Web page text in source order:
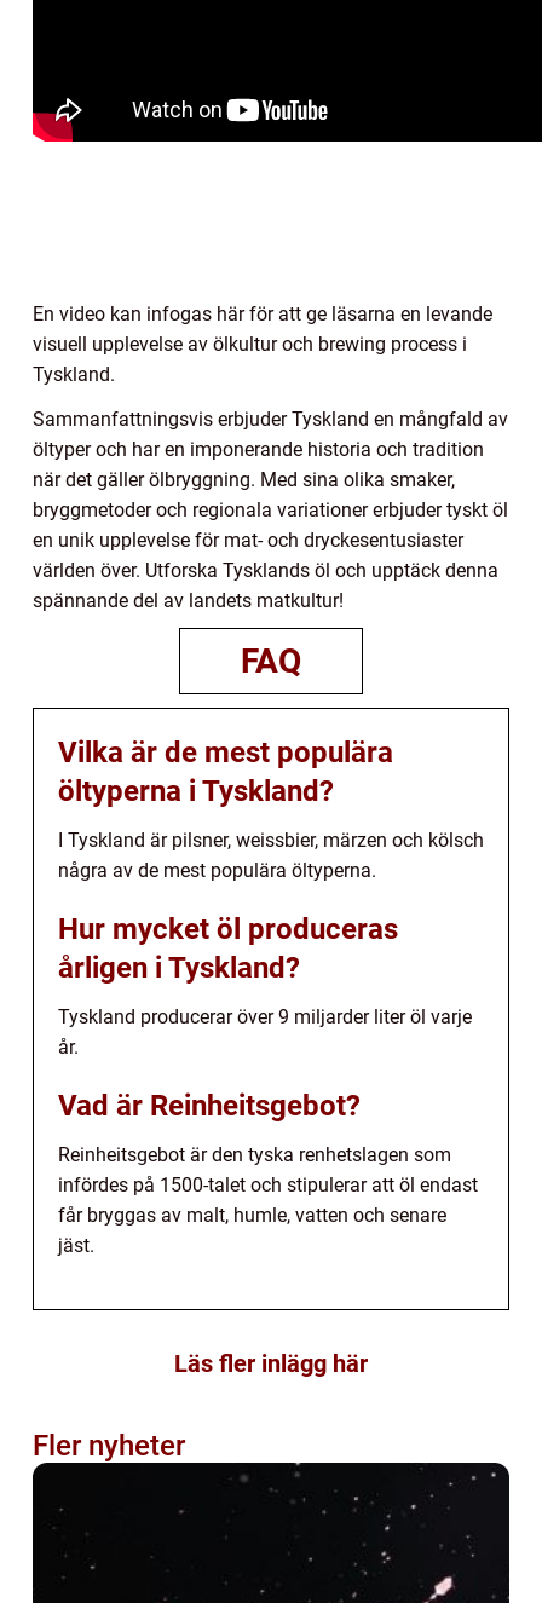
En video kan infogas här för att ge läsarna en levande
visuell upplevelse av ölkultur och brewing process i
Tyskland.
Sammanfattningsvis erbjuder Tyskland en mångfald av
öltyper och har en imponerande historia och tradition
när det gäller ölbryggning. Med sina olika smaker,
bryggmetoder och regionala variationer erbjuder tyskt öl
en unik upplevelse för mat- och dryckesentusiaster
världen över. Utforska Tysklands öl och upptäck denna
spännande del av landets matkultur!
FAQ
Vilka är de mest populära
öltyperna i Tyskland?
I Tyskland är pilsner, weissbier, märzen och kölsch
några av de mest populära öltyperna.
Hur mycket öl produceras
årligen i Tyskland?
Tyskland producerar över 9 miljarder liter öl varje
år.
Vad är Reinheitsgebot?
Reinheitsgebot är den tyska renhetslagen som
infördes på 1500-talet och stipulerar att öl endast
får bryggas av malt, humle, vatten och senare
jäst.
Läs fler inlägg här
Fler nyheter